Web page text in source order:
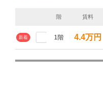
階 賃料
新着 1階 4.4万円